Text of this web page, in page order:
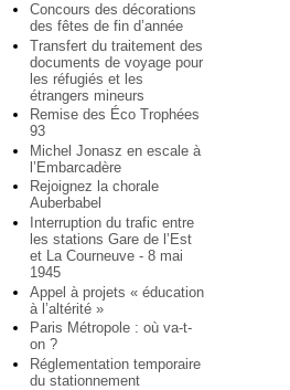
Concours des décorations
des fêtes de fin d’année
Transfert du traitement des
documents de voyage pour
les réfugiés et les
étrangers mineurs
Remise des Éco Trophées
93
Michel Jonasz en escale à
l’Embarcadère
Rejoignez la chorale
Auberbabel
Interruption du trafic entre
les stations Gare de l’Est
et La Courneuve - 8 mai
1945
Appel à projets « éducation
à l’altérité »
Paris Métropole : où va-t-
on ?
Réglementation temporaire
du stationnement